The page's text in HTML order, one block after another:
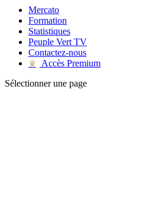
Mercato
Formation
Statistiques
Peuple Vert TV
Contactez-nous
♛
Accès Premium
Sélectionner une page